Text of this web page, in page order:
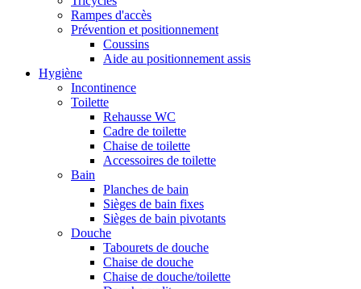
Rampes d'accès
Prévention et positionnement
Coussins
Aide au positionnement assis
Hygiène
Incontinence
Toilette
Rehausse WC
Cadre de toilette
Chaise de toilette
Accessoires de toilette
Bain
Planches de bain
Sièges de bain fixes
Sièges de bain pivotants
Douche
Tabourets de douche
Chaise de douche
Chaise de douche/toilette